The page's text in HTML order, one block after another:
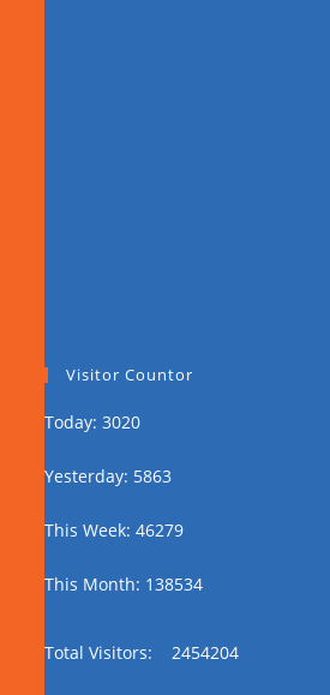
Visitor Countor
Today: 3020
Yesterday: 5863
This Week: 46279
This Month: 138534
Total Visitors: 2454204